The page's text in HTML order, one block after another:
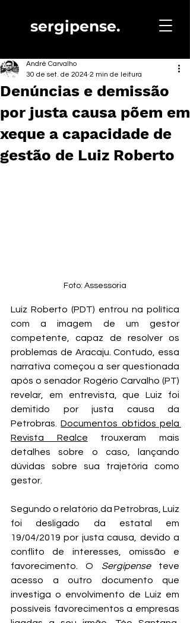
sergipense.
Denúncias e demissão
por justa causa põem em
xeque a capacidade de
gestão de Luiz Roberto
André Carvalho
30 de set. de 2024 2 min de leitura
Foto: Assessoria
Luiz Roberto (PDT) entrou na política
com a imagem de um gestor
competente, capaz de resolver os
problemas de Aracaju. Contudo, essa
narrativa começou a ser questionada
após o senador Rogério Carvalho (PT)
revelar, em entrevista, que Luiz foi
demitido por justa causa da
Petrobras. Documentos obtidos pela
Revista Realce trouxeram mais
detalhes sobre o caso, lançando
dúvidas sobre sua trajetória como
gestor.
Segundo o relatório da Petrobras, Luiz
foi desligado da estatal em
19/04/2019 por justa causa, devido a
conflito de interesses, omissão e
favorecimento. O Sergipense teve
acesso a outro documento que
investiga o envolvimento de Luiz em
possíveis favorecimentos a empresas